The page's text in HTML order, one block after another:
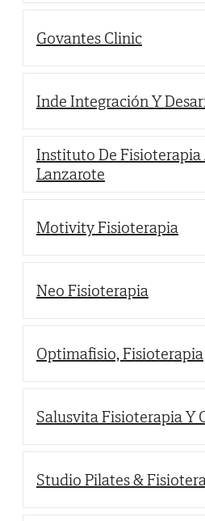
Govantes Clinic
Inde Integración Y
Instituto De Fisioterapia
Lanzarote
Motivity Fisioterapia
Neo Fisioterapia
Optimafisio, Fisioterapia
Salusvita Fisioterapia Y
Studio Pilates &